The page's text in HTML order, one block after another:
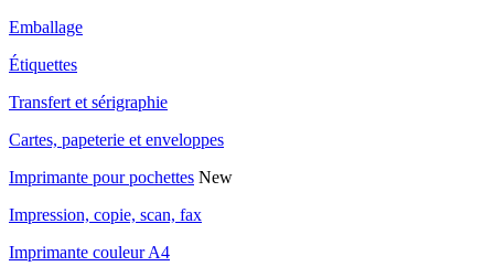
Emballage
Étiquettes
Transfert et sérigraphie
Cartes, papeterie et enveloppes
Imprimante pour pochettes New
Impression, copie, scan, fax
Imprimante couleur A4